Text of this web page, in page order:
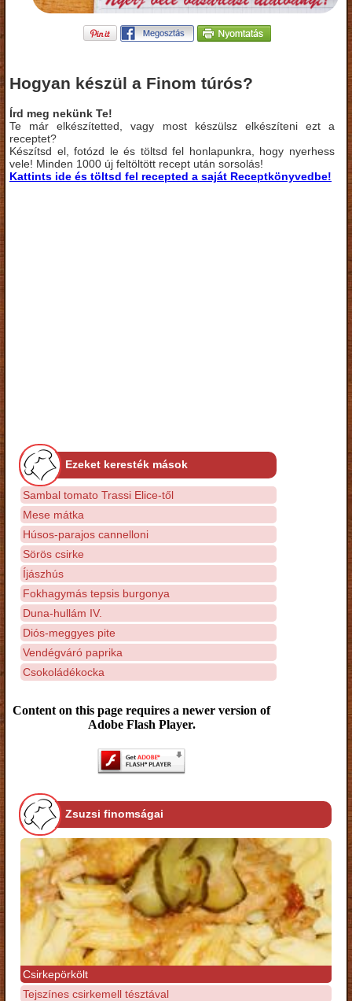
Hogyan készül a Finom túrós?
Írd meg nekünk Te!
Te már elkészítetted, vagy most készülsz elkészíteni ezt a
receptet?
Készítsd el, fotózd le és töltsd fel honlapunkra, hogy nyerhess
vele! Minden 1000 új feltöltött recept után sorsolás!
Kattints ide és töltsd fel recepted a saját Receptkönyvedbe!
Ezeket keresték mások
Sambal tomato Trassi Elice-től
Mese mátka
Húsos-parajos cannelloni
Sörös csirke
Íjászhús
Fokhagymás tepsis burgonya
Duna-hullám IV.
Diós-meggyes pite
Vendégváró paprika
Csokoládékocka
Content on this page requires a newer version of
Adobe Flash Player.
Zsuzsi finomságai
Csirkepörkölt
Tejszínes csirkemell tésztával